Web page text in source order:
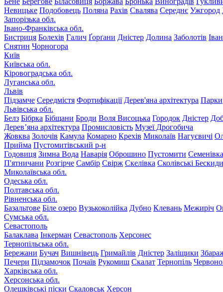
Невицьке Подобовець Поляна Рахів Свалява Середнє Ужгород
Запорізька обл.
Івано-Франківська обл.
Бистриця Болехів Галич Ґорґани Дністер Долина Заболотів
Снятин Чорногора
Київ
Київська обл.
Кіровоградська обл.
Луганська обл.
Львів
Підзамче Середмістя Фортифікації Дерев'яна архітектура Парки
Львівська обл.
Белз Бібрка Бібщани Броди Воля Висоцька Городок Дністер
Дерев’яна архітектура Промисловість Музеї Дрогобича
Жовква Золочів Камула Комарно Крехів Миколаїв Нагуєвичі
Прийма Пустомитівський р-н
Годовиця Зимна Вода Наварія Оброшино Пустомити Семенівка
П'ятничани Розгірче Самбір Свірж Скелівка Сколівські Бескиди
Миколаївська обл.
Одеська обл.
Полтавська обл.
Рівненська обл.
Базальтове Біле озеро Вузькоколійка Дубно Клевань Межиріч
Сумська обл.
Севастополь
Балаклава Інкерман Севастополь Херсонес
Тернопільська обл.
Бережани Бучач Вишнівець Гримайлів Дністер Заліщики
Печери Підзамочок Почаїв Рукомиш Скалат Тернопіль
Харківська обл.
Херсонська обл.
Олешківські піски Скадовськ Херсон